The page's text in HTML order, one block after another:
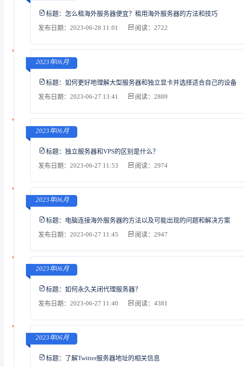
标题： 怎么租海外服务器便宜？租用海外服务器的方法和技巧
发布日期：2023-06-28 11:01
阅读：2722
2023年06月
标题： 如何更好地理解大型服务器和独立显卡并选择适合自己的设备
发布日期：2023-06-27 13:41
阅读：2889
2023年06月
标题： 独立服务器和VPS的区别是什么？
发布日期：2023-06-27 11:53
阅读：2974
2023年06月
标题： 电脑连接海外服务器的方法以及可能出现的问题和解决方案
发布日期：2023-06-27 11:45
阅读：2947
2023年06月
标题： 如何永久关闭代理服务器？
发布日期：2023-06-27 11:40
阅读：4381
2023年06月
标题： 了解Twitter服务器地址的相关信息